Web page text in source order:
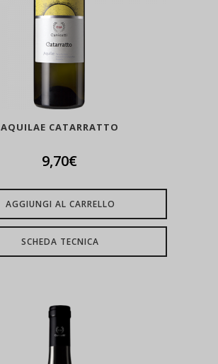
AQUILAE CATARRATTO
9,70€
AGGIUNGI AL CARRELLO
SCHEDA TECNICA